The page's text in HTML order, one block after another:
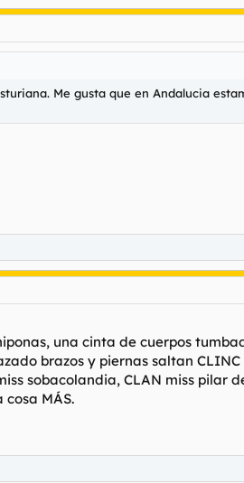
Me gusta que en Andalucia
una cinta de cuerpos
brazos y piernas saltan CLINC
sobacolandia, CLAN miss pilar
MÁS.